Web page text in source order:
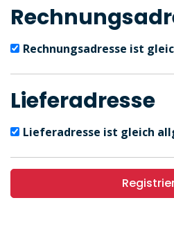
Rechnungsadresse ist
Lieferadresse
Lieferadresse ist gleich